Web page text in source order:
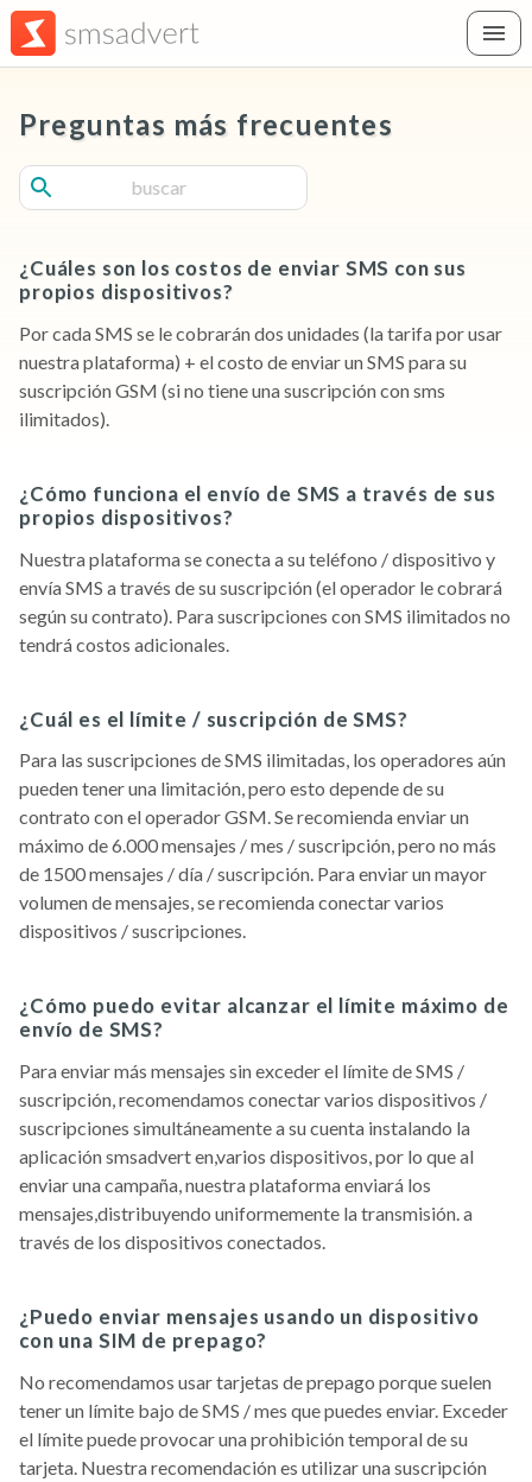
Preguntas más frecuentes
¿Cuáles son los costos de enviar SMS con sus
propios dispositivos?
Por cada SMS se le cobrarán dos unidades (la tarifa por usar
nuestra plataforma) + el costo de enviar un SMS para su
suscripción GSM (si no tiene una suscripción con sms
ilimitados).
¿Cómo funciona el envío de SMS a través de sus
propios dispositivos?
Nuestra plataforma se conecta a su teléfono / dispositivo y
envía SMS a través de su suscripción (el operador le cobrará
según su contrato). Para suscripciones con SMS ilimitados no
tendrá costos adicionales.
¿Cuál es el límite / suscripción de SMS?
Para las suscripciones de SMS ilimitadas, los operadores aún
pueden tener una limitación, pero esto depende de su
contrato con el operador GSM. Se recomienda enviar un
máximo de 6.000 mensajes / mes / suscripción, pero no más
de 1500 mensajes / día / suscripción. Para enviar un mayor
volumen de mensajes, se recomienda conectar varios
dispositivos / suscripciones.
¿Cómo puedo evitar alcanzar el límite máximo de
envío de SMS?
Para enviar más mensajes sin exceder el límite de SMS /
suscripción, recomendamos conectar varios dispositivos /
suscripciones simultáneamente a su cuenta instalando la
aplicación smsadvert en,varios dispositivos, por lo que al
enviar una campaña, nuestra plataforma enviará los
mensajes,distribuyendo uniformemente la transmisión. a
través de los dispositivos conectados.
¿Puedo enviar mensajes usando un dispositivo
con una SIM de prepago?
No recomendamos usar tarjetas de prepago porque suelen
tener un límite bajo de SMS / mes que puedes enviar. Exceder
el límite puede provocar una prohibición temporal de su
tarjeta. Nuestra recomendación es utilizar una suscripción